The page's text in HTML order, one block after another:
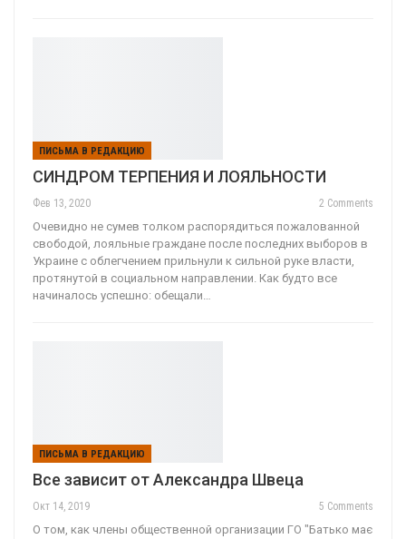
ПИСЬМА В РЕДАКЦИЮ
СИНДРОМ ТЕРПЕНИЯ И ЛОЯЛЬНОСТИ
Фев 13, 2020 2 Comments
Очевидно не сумев толком распорядиться пожалованной
свободой, лояльные граждане после последних выборов в
Украине с облегчением прильнули к сильной руке власти,
протянутой в социальном направлении. Как будто все
начиналось успешно: обещали…
ПИСЬМА В РЕДАКЦИЮ
Все зависит от Александра Швеца
Окт 14, 2019 5 Comments
О том, как члены общественной организации ГО "Батько має